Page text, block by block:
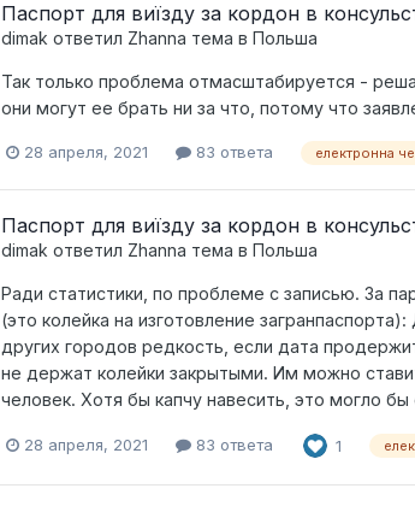
Паспорт для виїзду за кордон в
dimak ответил Zhanna тема в Польша
Так только проблема отмасштабируется -
они могут ее брать ни за что, потому что
28 апреля, 2021 83 ответа електронна
Паспорт для виїзду за кордон в
dimak ответил Zhanna тема в Польша
Ради статистики, по проблеме с записью. За
(это колейка на изготовление
других городов редкость, если дата
не держат колейки закрытыми. Им можно
человек. Хотя бы капчу навесить, это могло
28 апреля, 2021 83 ответа 1